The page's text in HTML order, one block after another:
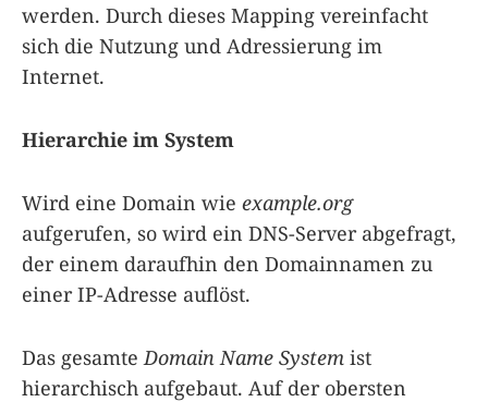
werden. Durch dieses Mapping vereinfacht
sich die Nutzung und Adressierung im
Internet.
Hierarchie im System
Wird eine Domain wie example.org
aufgerufen, so wird ein DNS-Server abgefragt,
der einem daraufhin den Domainnamen zu
einer IP-Adresse auflöst.
Das gesamte Domain Name System ist
hierarchisch aufgebaut. Auf der obersten